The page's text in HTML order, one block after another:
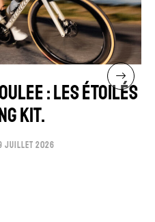
: LES ÉTOILÉS
KIT.
JUILLET 2026